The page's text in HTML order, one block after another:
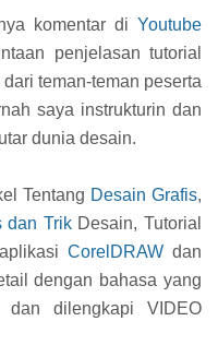
komentar di Youtube
penjelasan tutorial
teman-teman peserta
saya instrukturin dan
dunia desain.
Tentang Desain Grafis,
dan TrikDesain, Tutorial
CorelDRAWdan
dengan bahasa yang
dilengkapi VIDEO